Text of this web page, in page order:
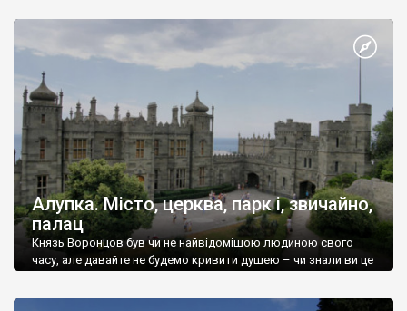
Алупка. Місто, церква, парк і, звичайно,
палац
Князь Воронцов був чи не найвідомішою людиною свого
часу, але давайте не будемо кривити душею – чи знали ви це